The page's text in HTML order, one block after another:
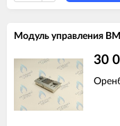
Модуль управления
30